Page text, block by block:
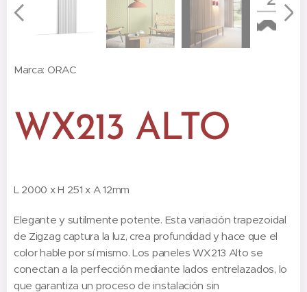
Marca: ORAC
WX213 ALTO
L 2000 x H 251 x A 12mm
Elegante y sutilmente potente. Esta variación trapezoidal
de Zigzag captura la luz, crea profundidad y hace que el
color hable por sí mismo. Los paneles WX213 Alto se
conectan a la perfección mediante lados entrelazados, lo
que garantiza un proceso de instalación sin